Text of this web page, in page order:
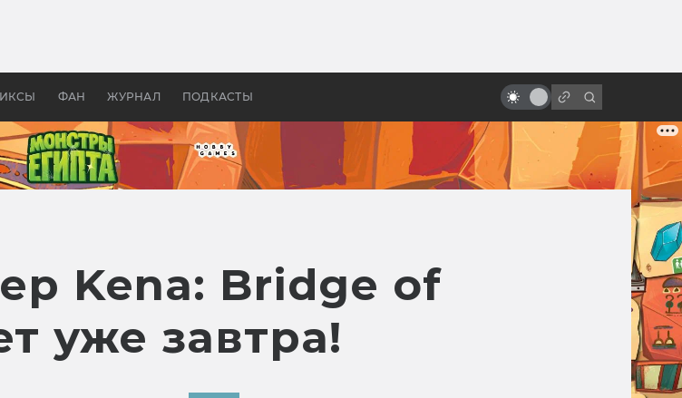
ФАН ЖУРНАЛ ПОДКАСТЫ
Древней Грецией
Христом и «Антихристом»
Kena: Bridge of
уже завтра!